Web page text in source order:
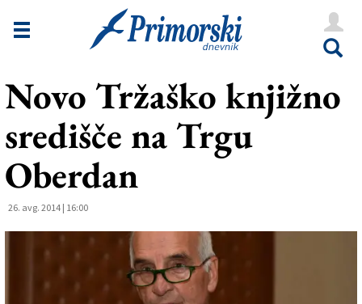
Novice
Goriška
Kultura
Šport
Še
Vreme
V Kioskih
Novo Tržaško knjižno
središče na Trgu
Oberdan
26. avg. 2014 | 16:00